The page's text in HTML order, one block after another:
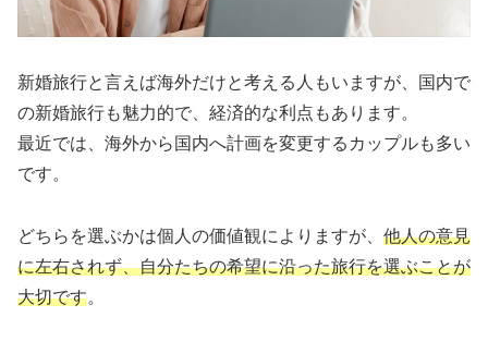
新婚旅行と言えば海外だけと考える人もいますが、国内で
の新婚旅行も魅力的で、経済的な利点もあります。
最近では、海外から国内へ計画を変更するカップルも多い
です。
どちらを選ぶかは個人の価値観によりますが、 他人の意見
に左右されず、自分たちの希望に沿った旅行を選ぶことが
大切です。